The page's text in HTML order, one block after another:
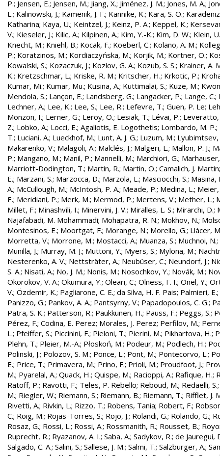
P.; Jensen, E.; Jensen, M.; Jiang, X.; Jiménez, J. M.; Jones, M. A.;
L.; Kalinowski, J.; Kamenik, J. F.; Kannike, K.; Kara, S. O.;
Katharina; Kaya, U.; Keintzel, J.; Keinz, P. A.; Keppel, K.;
V.; Kieseler, J.; Kilic, A.; Kilpinen, A.; Kim, Y.-K.; Kim, D. W.; Klein, U.
Knecht, M.; Kniehl, B.; Kocak, F.; Koeberl, C.; Kolano, A. M.;
P.; Koratzinos, M.; Kordiaczyńska, M.; Korjik, M.; Kortner, O.;
Kowalski, S.; Kozaczuk, J.; Kozlov, G. A.; Kozub, S. S.; Krainer, A.
K.; Kretzschmar, L.; Kriske, R. M.; Kritscher, H.; Krkotic, P.;
Kumar, Mi.; Kumar, Mu.; Kusina, A.; Kuttimalai, S.; Kuze, M.;
Mendola, S.; Lançon, E.; Landsberg, G.; Langacker, P.; Lange, C.;
Lechner, A.; Lee, K.; Lee, S.; Lee, R.; Lefevre, T.; Guen, P. Le;
Monzon, I.; Lerner, G.; Leroy, O.; Lesiak, T.; Lévai, P.; Leveratto,
Z.; Lobko, A.; Locci, E.; Agaliotis, E. Logothetis; Lombardo, M. P.;
T.; Luciani, A.; Lueckhof, M.; Lunt, A. J. G.; Luzum, M.; Lyubimtsev,
Makarenko, V.; Malagoli, A.; Malclés, J.; Malgeri, L.; Mallon, P. J.;
P.; Mangano, M.; Manil, P.; Mannelli, M.; Marchiori, G.;
Marriott-Dodington, T.; Martin, R.; Martin, O.; Camalich, J. Martin
E.; Marzani, S.; Marzocca, D.; Marzola, L.; Masciocchi, S.; Masina,
A.; McCullough, M.; McIntosh, P. A.; Meade, P.; Medina, L.; Meier,
E.; Meridiani, P.; Merk, M.; Mermod, P.; Mertens, V.; Mether, L.;
Millet, F.; Minashvili, I.; Minervini, J. V.; Miralles, L. S.; Mirarchi, D.;
Najafabadi, M. Mohammadi; Mohapatra, R. N.; Mokhov, N.;
Montesinos, E.; Moortgat, F.; Morange, N.; Morello, G.; Llácer,
Morretta, V.; Morrone, M.; Mostacci, A.; Muanza, S.; Muchnoi, N.;
Munilla, J.; Murray, M. J.; Muttoni, Y.; Myers, S.; Mylona, M.;
Nesterenko, A. V.; Nettsträter, A.; Neubüser, C.; Neundorf, J.;
S. A.; Nisati, A.; No, J. M.; Nonis, M.; Nosochkov, Y.; Novák, M.;
Okorokov, V. A.; Okumura, Y.; Oleari, C.; Olness, F. I.; Onel, Y.;
V.; Özdemir, K.; Pagliarone, C. E.; da Silva, H. F. Pais; Palmieri, E.;
Panizzo, G.; Pankov, A. A.; Pantsyrny, V.; Papadopoulos, C. G.;
Patra, S. K.; Patterson, R.; Paukkunen, H.; Pauss, F.; Peggs, S.;
Pérez, F.; Codina, E. Perez; Morales, J. Perez; Perfilov, M.;
L.; Pfeiffer, S.; Piccinini, F.; Pieloni, T.; Pierini, M.; Pikhartova, H.;
Plehn, T.; Pleier, M.-A.; Płoskoń, M.; Podeur, M.; Podlech, H.;
Polinski, J.; Polozov, S. M.; Ponce, L.; Pont, M.; Pontecorvo, L.;
E.; Price, T.; Primavera, M.; Prino, F.; Prioli, M.; Proudfoot, J.;
M.; Pyarelal, A.; Quack, H.; Quispe, M.; Racioppi, A.; Rafique, H.;
Ratoff, P.; Ravotti, F.; Teles, P. Rebello; Reboud, M.; Redaelli, S.
M.; Riegler, W.; Riemann, S.; Riemann, B.; Riemann, T.; Rifflet, J.
Rivetti, A.; Rivkin, L.; Rizzo, T.; Robens, Tania; Robert, F.;
C.; Roig, M.; Rojas-Torres, S.; Rojo, J.; Rolandi, G.; Rolando, G.;
Rosaz, G.; Rossi, L.; Rossi, A.; Rossmanith, R.; Rousset, B.;
Ruprecht, R.; Ryazanov, A. I.; Saba, A.; Sadykov, R.; de Jauregui,
Salgado, C. A.; Salini, S.; Sallese, J. M.; Salmi, T.; Salzburger, A.;